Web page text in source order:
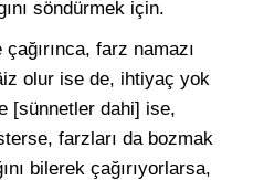
söndürmek için.
farz namazı
olur ise de, ihtiyaç yok
[sünnetler dahi] ise,
farzları da bozmak
bilerek çağırıyorlarsa,